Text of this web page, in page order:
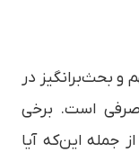
و بحث‌برانگیز در
است. برخی
جمله این‌که آیا